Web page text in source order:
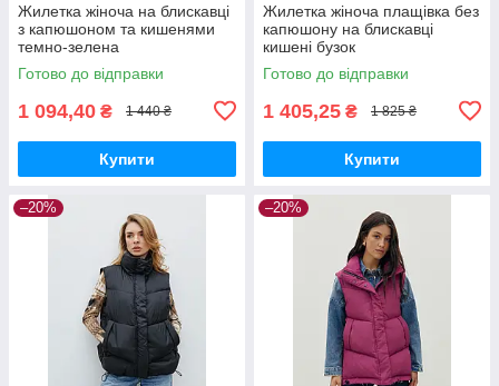
Жилетка жіноча на блискавці
з капюшоном та кишенями
темно-зелена
Готово до відправки
1 094,40 ₴ 1 440 ₴
Купити
Жилетка жіноча плащівка без
капюшону на блискавці
кишені бузок
Готово до відправки
1 405,25 ₴ 1 825 ₴
Купити
–20% –20%